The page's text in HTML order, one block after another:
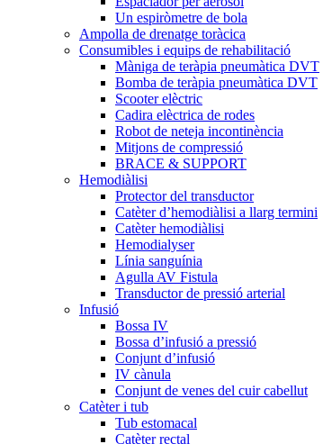
Un espiròmetre de bola
Ampolla de drenatge toràcica
Consumibles i equips de rehabilitació
Màniga de teràpia pneumàtica DVT
Bomba de teràpia pneumàtica DVT
Scooter elèctric
Cadira elèctrica de rodes
Robot de neteja incontinència
Mitjons de compressió
BRACE & SUPPORT
Hemodiàlisi
Protector del transductor
Catèter d’hemodiàlisi a llarg termini
Catèter hemodiàlisi
Hemodialyser
Línia sanguínia
Agulla AV Fistula
Transductor de pressió arterial
Infusió
Bossa IV
Bossa d’infusió a pressió
Conjunt d’infusió
IV cànula
Conjunt de venes del cuir cabellut
Catèter i tub
Tub estomacal
Catèter rectal